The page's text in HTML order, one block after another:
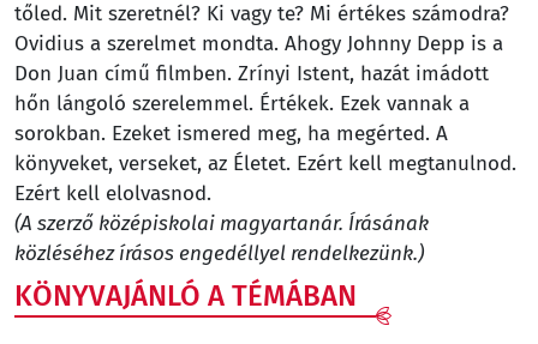
tőled. Mit szeretnél? Ki vagy te? Mi értékes számodra?
Ovidius a szerelmet mondta. Ahogy Johnny Depp is a
Don Juan című filmben. Zrínyi Istent, hazát imádott
hőn lángoló szerelemmel. Értékek. Ezek vannak a
sorokban. Ezeket ismered meg, ha megérted. A
könyveket, verseket, az Életet. Ezért kell megtanulnod.
Ezért kell elolvasnod.
(A szerző középiskolai magyartanár. Írásának
közléséhez írásos engedéllyel rendelkezünk.)
KÖNYVAJÁNLÓ A TÉMÁBAN